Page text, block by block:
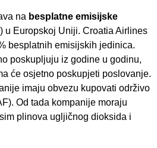
na besplatne emisijske
u Europskoj Uniji. Croatia Airlines
besplatnih emisijskih jedinica.
poskupljuju iz godine u godinu,
će osjetno poskupjeti poslovanje.
imaju obvezu kupovati održivo
Od tada kompanije moraju
plinova ugljičnog dioksida i